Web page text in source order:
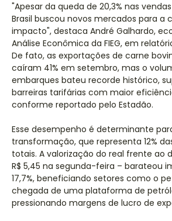
"Apesar da queda de 20,3% nas vendas
Brasil buscou novos mercados para a
impacto", destaca André Galhardo,
Análise Econômica da FIEG, em
De fato, as exportações de carne
caíram 41% em setembro, mas o
embarques bateu recorde histórico,
barreiras tarifárias com maior
conforme reportado pelo Estadão.
Esse desempenho é determinante
transformação, que representa 12%
totais. A valorização do real frente ao
R$ 5,45 na segunda-feira – barateou
17,7%, beneficiando setores como o
chegada de uma plataforma de
pressionando margens de lucro de